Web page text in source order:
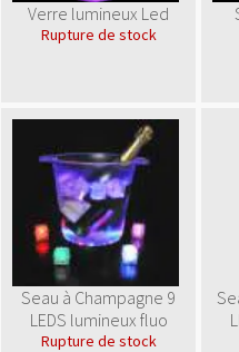
Verre lumineux Led
Rupture de stock
Seau à Champagne 9
LEDS lumineux fluo
Rupture de stock